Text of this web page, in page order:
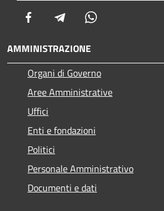
Facebook Telegram
AMMINISTRAZIONE
Organi di Governo
Aree Amministrative
Uffici
Enti e fondazioni
Politici
Personale Amministrativo
Documenti e dati